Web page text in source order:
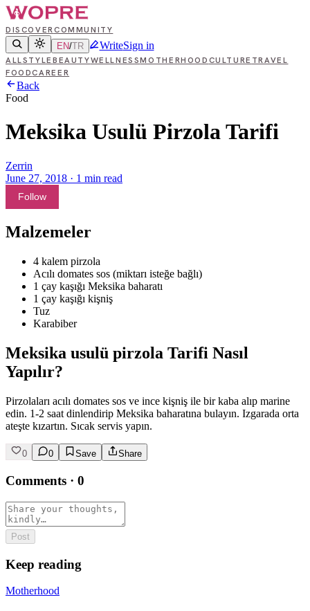
DISCOVERCOMMUNITY
EN/TR WriteSign in
ALLSTYLE BEAUTYWELLNESSMOTHERHOOD CULTURE TRAVEL
FOODCAREER
Back
Food
Meksika Usulü Pirzola Tarifi
Zerrin
June 27, 2018 · 1 min read
Follow
Malzemeler
4 kalem pirzola
Acılı domates sos (miktarı isteğe bağlı)
1 çay kaşığı Meksika baharatı
1 çay kaşığı kişniş
Tuz
Karabiber
Meksika usulü pirzola Tarifi Nasıl
Yapılır?
Pirzolaları acılı domates sos ve ince kişniş ile bir kaba alıp marine
edin. 1-2 saat dinlendirip Meksika baharatına bulayın. Izgarada orta
ateşte kızartın. Sıcak servis yapın.
0 0 Save Share
Comments · 0
Post
Keep reading
Motherhood